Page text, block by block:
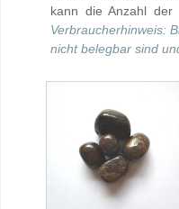
kann die Anzahl der
Verbraucherhinweis:
nicht belegbar sind